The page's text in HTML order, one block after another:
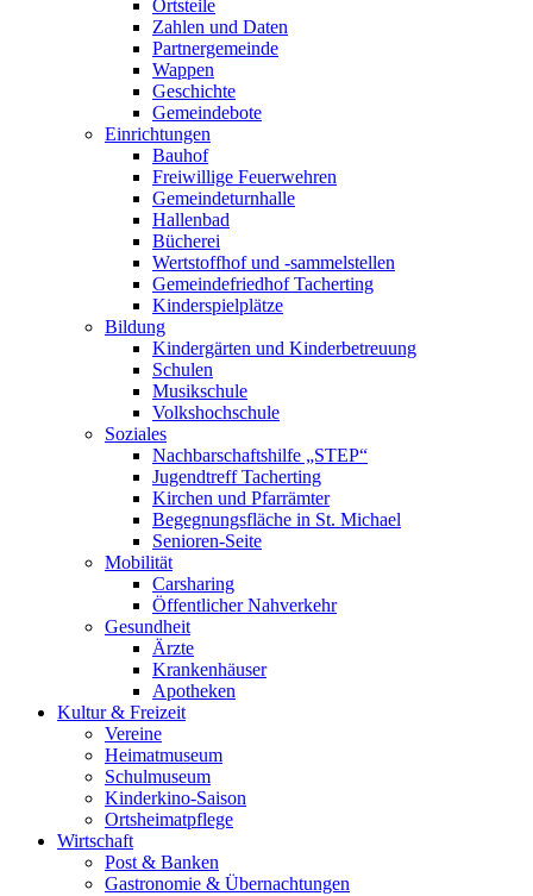
Ortsteile
Zahlen und Daten
Partnergemeinde
Wappen
Geschichte
Gemeindebote
Einrichtungen
Bauhof
Freiwillige Feuerwehren
Gemeindeturnhalle
Hallenbad
Bücherei
Wertstoffhof und -sammelstellen
Gemeindefriedhof Tacherting
Kinderspielplätze
Bildung
Kindergärten und Kinderbetreuung
Schulen
Musikschule
Volkshochschule
Soziales
Nachbarschaftshilfe „STEP“
Jugendtreff Tacherting
Kirchen und Pfarrämter
Begegnungsfläche in St. Michael
Senioren-Seite
Mobilität
Carsharing
Öffentlicher Nahverkehr
Gesundheit
Ärzte
Krankenhäuser
Apotheken
Kultur & Freizeit
Vereine
Heimatmuseum
Schulmuseum
Kinderkino-Saison
Ortsheimatpflege
Wirtschaft
Post & Banken
Gastronomie & Übernachtungen